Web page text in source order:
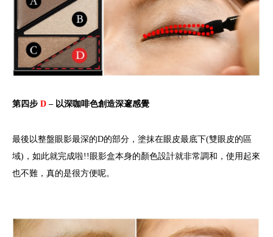
第四步 D – 以深咖啡色創造深邃感覺
最後以整盤眼影最深的D的部分，塗抹在眼皮最底下(雙眼皮的區
域)，如此就完成啦!!眼影盒本身的顏色設計就非常調和，使用起來
也不難，真的是很方便呢。